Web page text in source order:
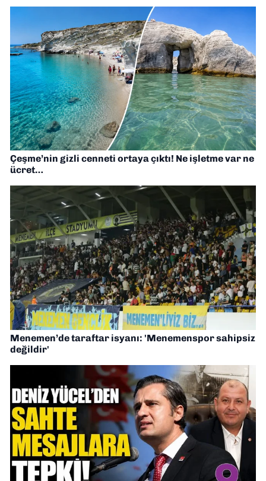
Çeşme’nin gizli cenneti ortaya çıktı! Ne işletme var ne
ücret…
Menemen’de taraftar isyanı: 'Menemenspor sahipsiz
değildir'